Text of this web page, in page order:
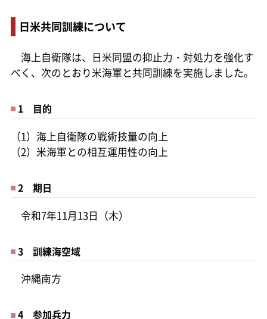
日米共同訓練について
海上自衛隊は、日米同盟の抑止力・対処力を強化す
べく、次のとおり米海軍と共同訓練を実施しました。
1 目的
（1）海上自衛隊の戦術技量の向上
（2）米海軍との相互運用性の向上
2 期日
令和7年11月13日（木）
3 訓練海空域
沖縄南方
4 参加兵力